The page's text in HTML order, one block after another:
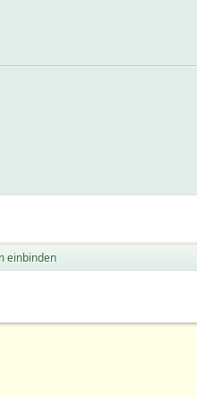
einbinden